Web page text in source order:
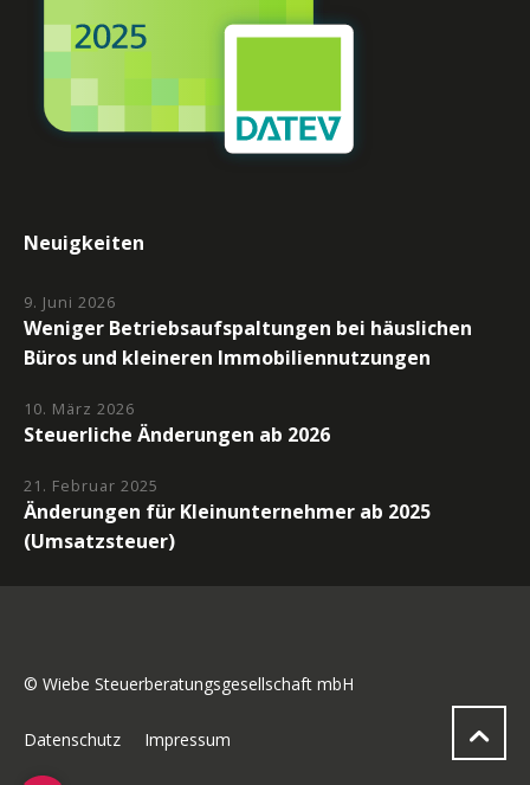
Neuigkeiten
9. Juni 2026
Weniger Betriebsaufspaltungen bei häuslichen
Büros und kleineren Immobiliennutzungen
10. März 2026
Steuerliche Änderungen ab 2026
21. Februar 2025
Änderungen für Kleinunternehmer ab 2025
(Umsatzsteuer)
© Wiebe Steuerberatungsgesellschaft mbH
Datenschutz Impressum